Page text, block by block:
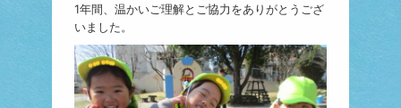
1年間、温かいご理解とご協力をありがとうござ
いました。